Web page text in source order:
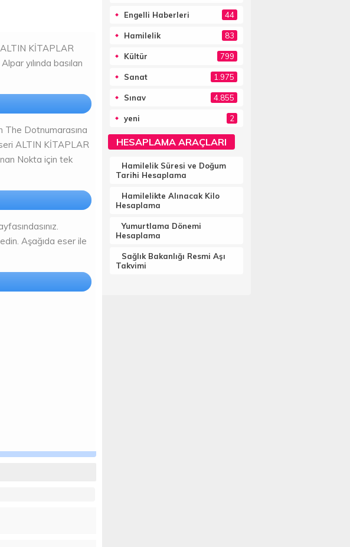
KİTAPLAR
yılında basılan
The Dotnumarasına
ALTIN KİTAPLAR
Nokta için tek
Aşağıda eser ile
Engelli Haberleri 44
Hamilelik 83
Kültür 799
Sanat 1.975
Sınav 4.855
yeni 2
HESAPLAMA ARAÇLARI
Hamilelik Süresi ve Doğum
Tarihi Hesaplama
Hamilelikte Alınacak Kilo
Hesaplama
Yumurtlama Dönemi
Hesaplama
Sağlık Bakanlığı Resmi Aşı
Takvimi